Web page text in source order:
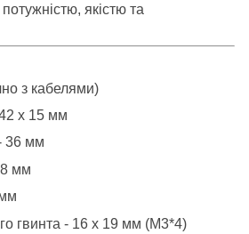
якістю та
з кабелями)
x 15 мм
36 мм
8 мм
гвинта - 16 x 19 мм (M3*4)